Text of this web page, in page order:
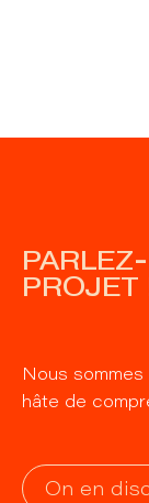
PROJET
Nous
hâte de
On en